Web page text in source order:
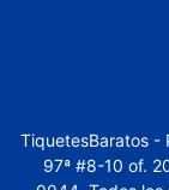
TiquetesBaratos -
97ª #8-10 of.